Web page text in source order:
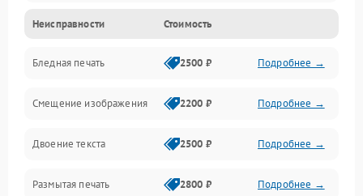
Картриджи и расходники
Сканер и копирование
Механика и узлы
Программные сбои
Подключение и интерфейсы
Неисправности Стоимость
Бледная печать 2500 ₽ Подробнее →
Смещение изображения 2200 ₽ Подробнее →
Двоение текста 2500 ₽ Подробнее →
Размытая печать 2800 ₽ Подробнее →